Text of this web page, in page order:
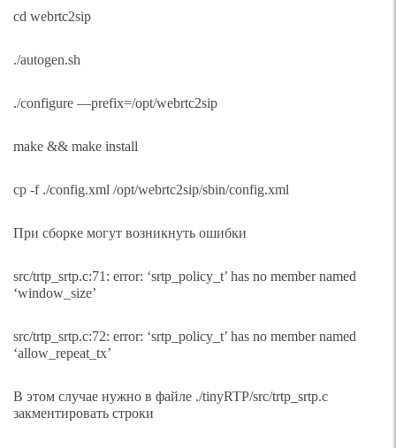
cd webrtc2sip
./autogen.sh
./configure —prefix=/opt/webrtc2sip
make && make install
cp -f ./config.xml /opt/webrtc2sip/sbin/config.xml
При сборке могут возникнуть ошибки
src/trtp_srtp.c:71: error: ‘srtp_policy_t’ has no member named
‘window_size’
src/trtp_srtp.c:72: error: ‘srtp_policy_t’ has no member named
‘allow_repeat_tx’
В этом случае нужно в файле ./tinyRTP/src/trtp_srtp.c
закментировать строки